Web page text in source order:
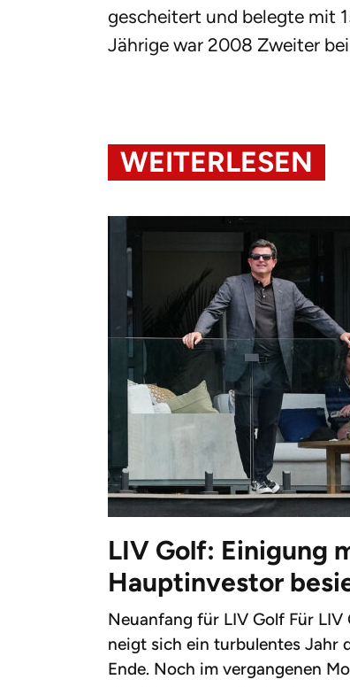
gescheitert und belegte mit
Jährige war 2008 Zweiter
WEITERLESEN
LIV Golf: Einigung
Hauptinvestor
Neuanfang für LIV Golf Für LIV
neigt sich ein turbulentes Jahr
Ende. Noch im vergangenen